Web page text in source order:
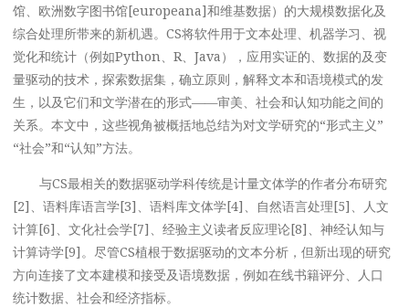
馆、欧洲数字图书馆[europeana]和维基数据）的大规模数据化及
综合处理所带来的新机遇。CS将软件用于文本处理、机器学习、视
觉化和统计（例如Python、R、Java），应用实证的、数据的及变
量驱动的技术，探索数据集，确立原则，解释文本和语境模式的发
生，以及它们和文学潜在的形式——审美、社会和认知功能之间的
关系。本文中，这些视角被概括地总结为对文学研究的“形式主义”
“社会”和“认知”方法。
与CS最相关的数据驱动学科传统是计量文体学的作者分布研究
[2]、语料库语言学[3]、语料库文体学[4]、自然语言处理[5]、人文
计算[6]、文化社会学[7]、经验主义读者反应理论[8]、神经认知与
计算诗学[9]。尽管CS植根于数据驱动的文本分析，但新出现的研究
方向连接了文本建模和接受及语境数据，例如在线书籍评分、人口
统计数据、社会和经济指标。